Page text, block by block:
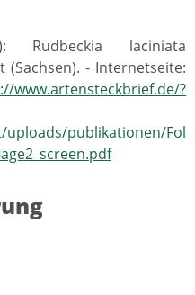
Rudbeckia laciniata
(Sachsen). - Internetseite:
www.artensteckbrief.de/?
publikationen/Fol